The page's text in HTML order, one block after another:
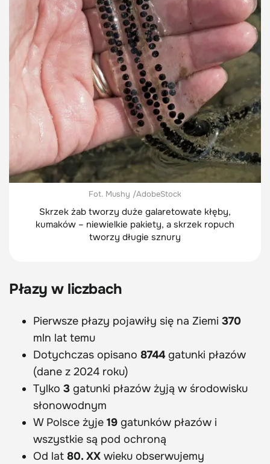
Fot. Mushy /AdobeStock
Skrzek żab tworzy duże galaretowate kłęby,
kumaków – niewielkie pakiety, a skrzek ropuch
tworzy długie sznury
Płazy w liczbach
Pierwsze płazy pojawiły się na Ziemi 370
mln lat temu
Dotychczas opisano 8744 gatunki płazów
(dane z 2024 roku)
Tylko 3 gatunki płazów żyją w środowisku
słonowodnym
W Polsce żyje 19 gatunków płazów i
wszystkie są pod ochroną
Od lat 80. XX wieku obserwujemy